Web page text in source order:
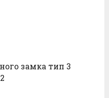
замка тип 3